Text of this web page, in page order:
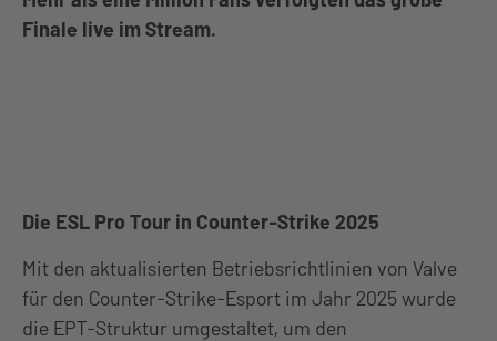
Finale live im Stream.
Die ESL Pro Tour in Counter-Strike 2025
Mit den aktualisierten Betriebsrichtlinien von Valve
für den Counter-Strike-Esport im Jahr 2025 wurde
die EPT-Struktur umgestaltet, um den